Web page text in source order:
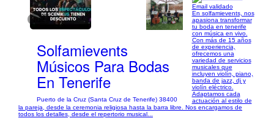
1/14
Solfamievents
Músicos Para Bodas
En Tenerife
Puerto de la Cruz (Santa Cruz de Tenerife) 38400
Email validado
En solfamievents, nos
apasiona transformar
tu boda en tenerife
con música en vivo.
Con más de 15 años
de experiencia,
ofrecemos una
variedad de servicios
musicales que
incluyen violín, piano,
banda de jazz, dj y
violín eléctrico.
Adaptamos cada
actuación al estilo de
la pareja, desde la ceremonia religiosa hasta la barra libre. Nos encargamos de
todos los detalles, desde el repertorio musical...